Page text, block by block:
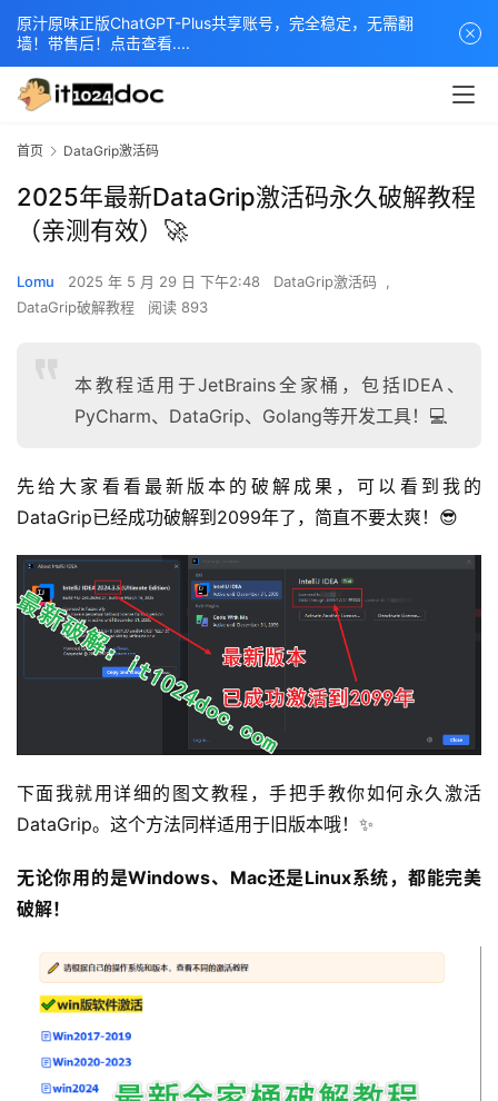
首页 DataGrip激活码
2025年最新DataGrip激活码永久破解教程
（亲测有效）🚀
Lomu 2025 年 5 月 29 日 下午2:48 DataGrip激活码
,
DataGrip破解教程
阅读 893
本教程适用于JetBrains全家桶，包括IDEA、
PyCharm、DataGrip、Golang等开发工具！💻
先给大家看看最新版本的破解成果，可以看到我的
DataGrip已经成功破解到2099年了，简直不要太爽！😎
下面我就用详细的图文教程，手把手教你如何永久激活
DataGrip。这个方法同样适用于旧版本哦！✨
无论你用的是Windows、Mac还是Linux系统，都能完美
破解！
原汁原味正版ChatGPT-Plus共享账号，完全稳定，无需翻
墙！带售后！点击查看....